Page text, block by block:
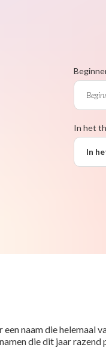
In het
In
een naam die helemaal
namen die dit jaar razend